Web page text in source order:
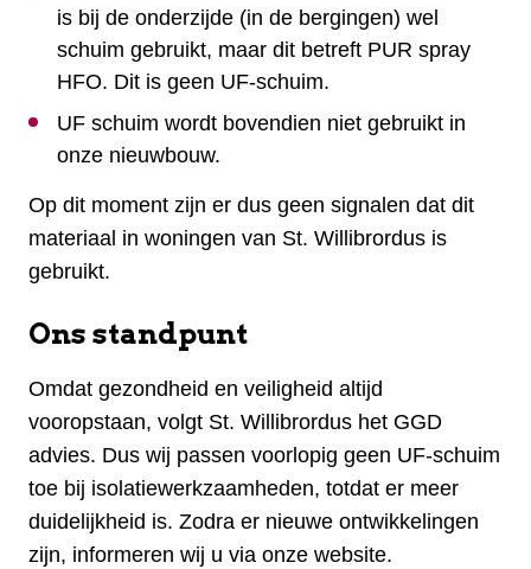
is bij de onderzijde (in de bergingen) wel
schuim gebruikt, maar dit betreft PUR spray
HFO. Dit is geen UF-schuim.
UF schuim wordt bovendien niet gebruikt in
onze nieuwbouw.
Op dit moment zijn er dus geen signalen dat dit
materiaal in woningen van St. Willibrordus is
gebruikt.
Ons standpunt
Omdat gezondheid en veiligheid altijd
vooropstaan, volgt St. Willibrordus het GGD
advies. Dus wij passen voorlopig geen UF-schuim
toe bij isolatiewerkzaamheden, totdat er meer
duidelijkheid is. Zodra er nieuwe ontwikkelingen
zijn, informeren wij u via onze website.